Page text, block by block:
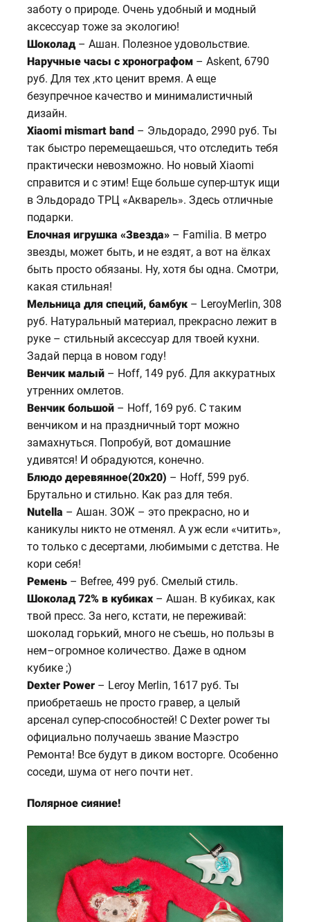
заботу о природе. Очень удобный и модный
аксессуар тоже за экологию!
Шоколад– Ашан. Полезное удовольствие.
Наручные часы с хронографом– Askent, 6790
руб. Для тех ,кто ценит время. А еще
безупречное качество и минималистичный
дизайн.
Xiaomi mismart band – Эльдорадо, 2990 руб. Ты
так быстро перемещаешься, что отследить тебя
практически невозможно. Но новый Xiaomi
справится и с этим! Еще больше супер-штук ищи
в Эльдорадо ТРЦ «Акварель». Здесь отличные
подарки.
Елочная игрушка «Звезда»– Familia. В метро
звезды, может быть, и не ездят, а вот на ёлках
быть просто обязаны. Ну, хотя бы одна. Смотри,
какая стильная!
Мельница для специй, бамбук– LeroyMerlin, 308
руб. Натуральный материал, прекрасно лежит в
руке – стильный аксессуар для твоей кухни.
Задай перца в новом году!
Венчик малый– Hoff, 149 руб. Для аккуратных
утренних омлетов.
Венчик большой – Hoff, 169 руб. С таким
венчиком и на праздничный торт можно
замахнуться. Попробуй, вот домашние
удивятся! И обрадуются, конечно.
Блюдо деревянное(20х20) – Hoff, 599 руб.
Брутально и стильно. Как раз для тебя.
Nutella – Ашан. ЗОЖ – это прекрасно, но и
каникулы никто не отменял. А уж если «читить»,
то только с десертами, любимыми с детства. Не
кори себя!
Ремень– Befree, 499 руб. Смелый стиль.
Шоколад 72% в кубиках – Ашан. В кубиках, как
твой пресс. За него, кстати, не переживай:
шоколад горький, много не съешь, но пользы в
нем–огромное количество. Даже в одном
кубике ;)
Dexter Power – Leroy Merlin, 1617 руб. Ты
приобретаешь не просто гравер, а целый
арсенал супер-способностей! С Dexter power ты
официально получаешь звание Маэстро
Ремонта! Все будут в диком восторге. Особенно
соседи, шума от него почти нет.
Полярное сияние!